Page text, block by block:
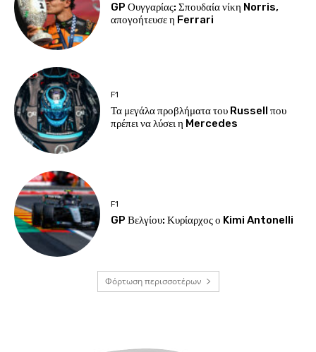
GP Ουγγαρίας: Σπουδαία νίκη Norris,
απογοήτευσε η Ferrari
F1
Τα μεγάλα προβλήματα του Russell που
πρέπει να λύσει η Mercedes
F1
GP Βελγίου: Κυρίαρχος ο Kimi Antonelli
Φόρτωση περισσοτέρων